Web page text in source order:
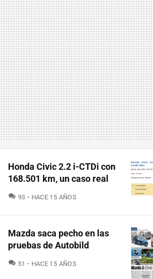
Honda Civic 2.2 i-CTDi con
168.501 km, un caso real
93 COMENTARIOS
HACE 15 AÑOS
Mazda saca pecho en las
pruebas de Autobild
51 COMENTARIOS
HACE 15 AÑOS